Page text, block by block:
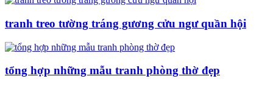
tranh treo tường tráng gương cửu ngư quần hội
tổng hợp những mẫu tranh phòng thờ đẹp